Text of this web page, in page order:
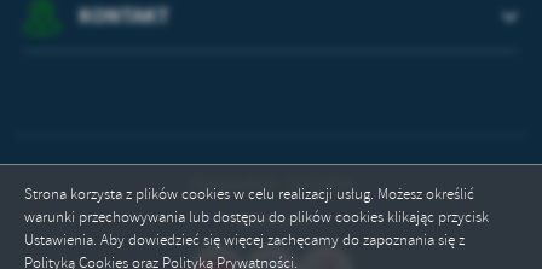
Strona korzysta z plików cookies w celu realizacji usług. Możesz określić
warunki przechowywania lub dostępu do plików cookies klikając przycisk
Ustawienia. Aby dowiedzieć się więcej zachęcamy do zapoznania się z
Polityką Cookies oraz Polityką Prywatności.
KONTAKT
Odwiedzin: 1412464
Online: 9